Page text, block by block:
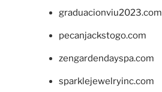
graduacionviu2023.com
pecanjackstogo.com
zengardendayspa.com
sparklejewelryinc.com